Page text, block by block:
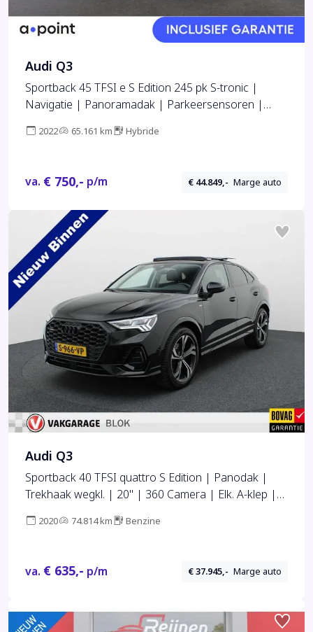
Audi Q3
Sportback 45 TFSI e S Edition 245 pk S-tronic |
Navigatie | Panoramadak | Parkeersensoren |
2022 65.161 km Hybride
va. € 750,- p/m € 44.849,- Marge auto
Audi Q3
Sportback 40 TFSI quattro S Edition | Panodak |
Trekhaak wegkl. | 20'' | 360 Camera | Elk. A-klep |
2020 74.814 km Benzine
va. € 635,- p/m € 37.945,- Marge auto